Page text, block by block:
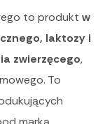
to produkt w
laktozy i
zwierzęcego,
To